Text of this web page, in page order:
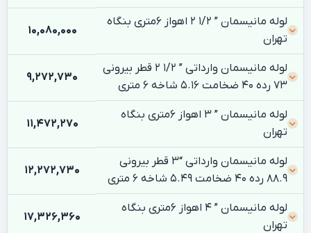
لوله مانیسمان ” 1/2 2 اهواز 6متری بنگاه
تهران
10,080,000
لوله مانیسمان وارداتی ” 1/2 2 قطر بیرونی
73 رده 40 ضخامت 5.16 شاخه 6 متری
9,272,730
لوله مانیسمان ” 3 اهواز 6متری بنگاه
تهران
11,472,270
لوله مانیسمان وارداتی “3 قطر بیرونی
88.9 رده 40 ضخامت 5.49 شاخه 6 متری
12,272,730
لوله مانیسمان ” 4 اهواز 6متری بنگاه
تهران
17,326,360